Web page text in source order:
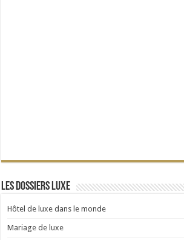
Les dossiers Luxe
Hôtel de luxe dans le monde
Mariage de luxe